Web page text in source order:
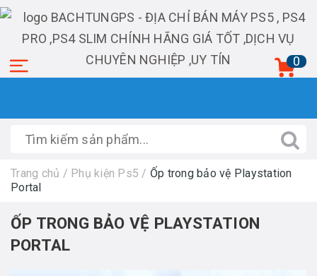
0
Trang chủ / Phụ kiện Ps5 / Ốp trong bảo vệ Playstation
Portal
ỐP TRONG BẢO VỆ PLAYSTATION
PORTAL